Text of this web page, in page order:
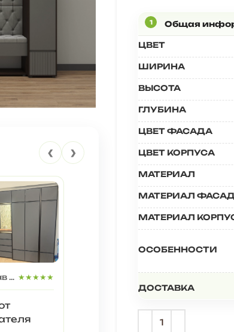
‹ ›
Ярослав Щ. ★★★★★
ЦВЕТ
ШИРИНА
ВЫСОТА
ГЛУБИНА
ЦВЕТ ФАСАДА
ЦВЕТ КОРПУСА
МАТЕРИАЛ
МАТЕРИАЛ
МАТЕРИАЛ
ОСОБЕННОСТИ
ДОСТАВКА